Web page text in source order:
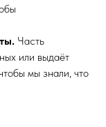
Часть
или выдаёт
мы знали, что